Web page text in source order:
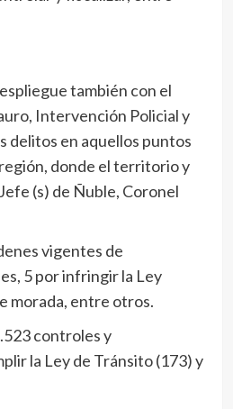
también con el
Intervención Policial y
delitos en aquellos puntos
donde el territorio y
(s) de Ñuble, Coronel
vigentes de
5 por infringir la Ley
morada, entre otros.
controles y
la Ley de Tránsito (173) y